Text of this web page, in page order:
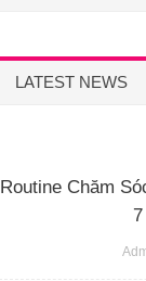
LATEST NEWS
Routine Chăm